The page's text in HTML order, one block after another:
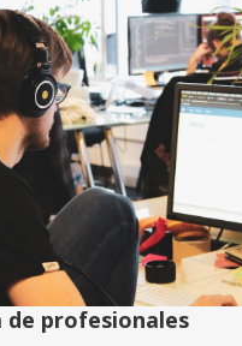
de profesionales